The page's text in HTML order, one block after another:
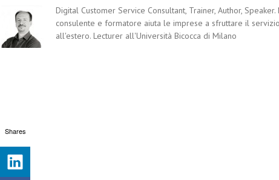
Digital Customer Service Consultant, Trainer, Author,
consulente e formatore aiuta le imprese a sfruttare il
all'estero. Lecturer all'Università Bicocca di Milano
Shares